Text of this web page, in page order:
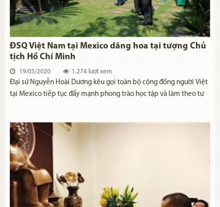
ĐSQ Việt Nam tại Mexico dâng hoa tại tượng Chủ
tịch Hồ Chí Minh
19/05/2020 1.274 lượt xem
Đại sứ Nguyễn Hoài Dương kêu gọi toàn bộ cộng đồng người Việt
tại Mexico tiếp tục đẩy mạnh phong trào học tập và làm theo tư